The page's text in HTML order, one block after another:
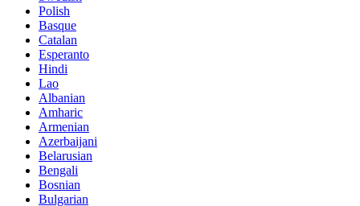
Polish
Basque
Catalan
Esperanto
Hindi
Lao
Albanian
Amharic
Armenian
Azerbaijani
Belarusian
Bengali
Bosnian
Bulgarian